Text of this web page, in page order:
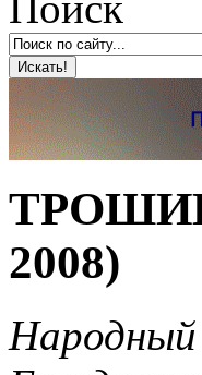
ТРОШИН
2008)